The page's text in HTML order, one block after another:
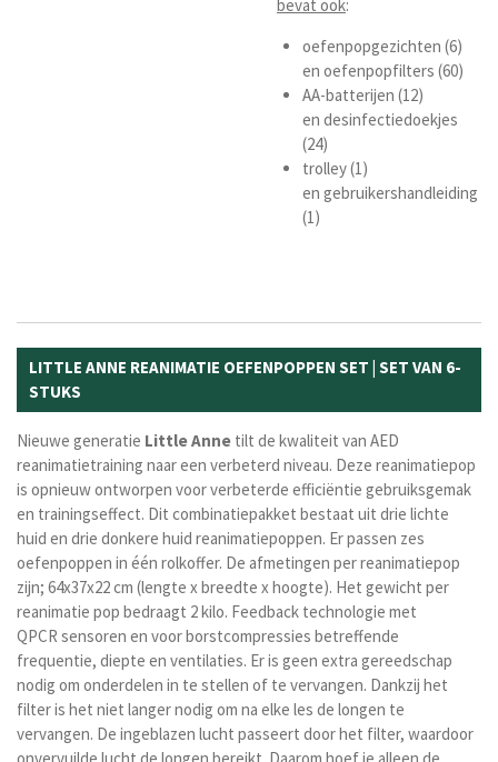
bevat ook:
oefenpopgezichten (6)
en oefenpopfilters (60)
AA-batterijen (12)
en desinfectiedoekjes
(24)
trolley (1)
en gebruikershandleiding
(1)
LITTLE ANNE REANIMATIE OEFENPOPPEN SET | SET VAN 6-
STUKS
Nieuwe generatie LittleAnne tilt de kwaliteit van AED
reanimatietraining naar een verbeterd niveau. Deze reanimatiepop
is opnieuw ontworpen voor verbeterde efficiëntie gebruiksgemak
en trainingseffect. Dit combinatiepakket bestaat uit drie lichte
huid en drie donkere huid reanimatiepoppen. Er passen zes
oefenpoppen in één rolkoffer. De afmetingen per reanimatiepop
zijn; 64x37x22 cm (lengte x breedte x hoogte). Het gewicht per
reanimatie pop bedraagt 2 kilo. Feedback technologie met
QPCR sensoren en voor borstcompressies betreffende
frequentie, diepte en ventilaties. Er is geen extra gereedschap
nodig om onderdelen in te stellen of te vervangen. Dankzij het
filter is het niet langer nodig om na elke les de longen te
vervangen. De ingeblazen lucht passeert door het filter, waardoor